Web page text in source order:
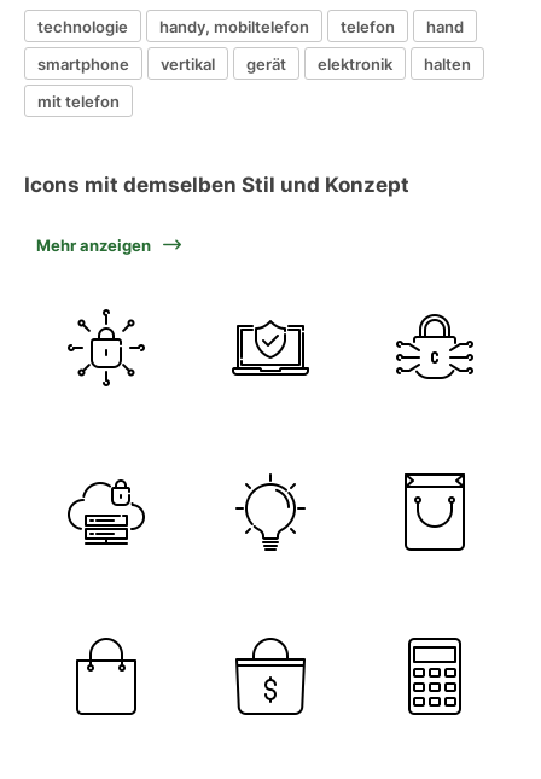
technologie handy, mobiltelefon telefon
hand
smartphone
vertikal gerät elektronik
halten
mit telefon
Icons mit demselben Stil und Konzept
Mehr anzeigen